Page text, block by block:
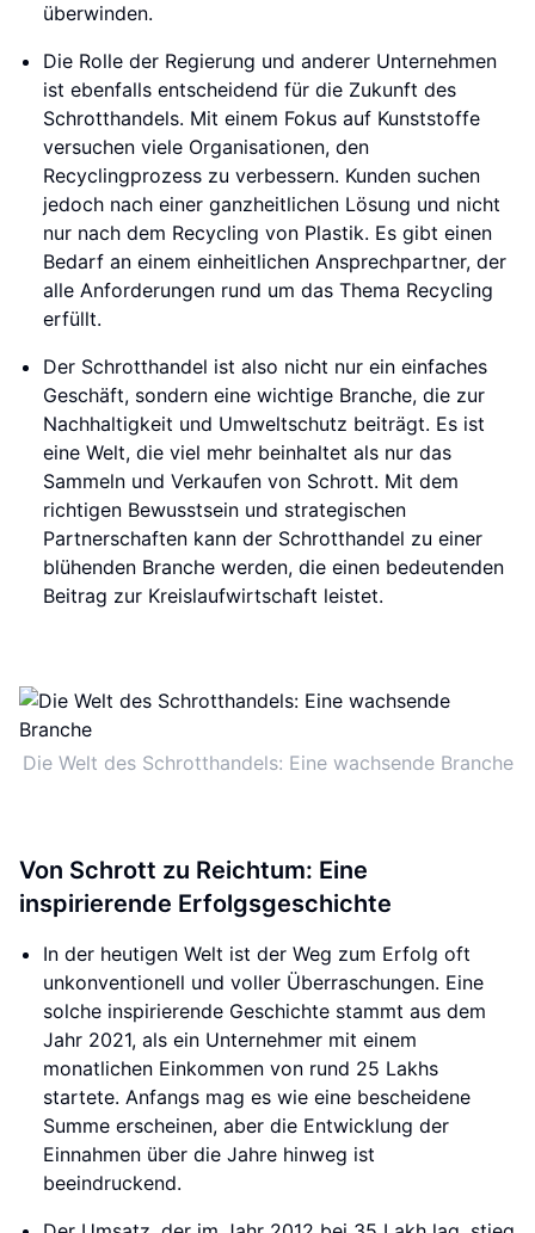
überwinden.
Die Rolle der Regierung und anderer Unternehmen
ist ebenfalls entscheidend für die Zukunft des
Schrotthandels. Mit einem Fokus auf Kunststoffe
versuchen viele Organisationen, den
Recyclingprozess zu verbessern. Kunden suchen
jedoch nach einer ganzheitlichen Lösung und nicht
nur nach dem Recycling von Plastik. Es gibt einen
Bedarf an einem einheitlichen Ansprechpartner, der
alle Anforderungen rund um das Thema Recycling
erfüllt.
Der Schrotthandel ist also nicht nur ein einfaches
Geschäft, sondern eine wichtige Branche, die zur
Nachhaltigkeit und Umweltschutz beiträgt. Es ist
eine Welt, die viel mehr beinhaltet als nur das
Sammeln und Verkaufen von Schrott. Mit dem
richtigen Bewusstsein und strategischen
Partnerschaften kann der Schrotthandel zu einer
blühenden Branche werden, die einen bedeutenden
Beitrag zur Kreislaufwirtschaft leistet.
Die Welt des Schrotthandels: Eine wachsende Branche
Von Schrott zu Reichtum: Eine
inspirierende Erfolgsgeschichte
In der heutigen Welt ist der Weg zum Erfolg oft
unkonventionell und voller Überraschungen. Eine
solche inspirierende Geschichte stammt aus dem
Jahr 2021, als ein Unternehmer mit einem
monatlichen Einkommen von rund 25 Lakhs
startete. Anfangs mag es wie eine bescheidene
Summe erscheinen, aber die Entwicklung der
Einnahmen über die Jahre hinweg ist
beeindruckend.